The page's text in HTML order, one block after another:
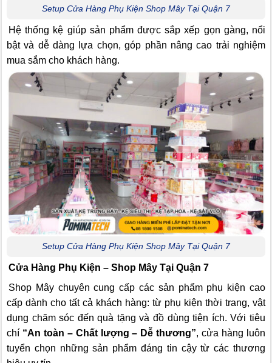
Setup Cửa Hàng Phụ Kiện Shop Mây Tại Quận 7
Hệ thống kệ giúp sản phẩm được sắp xếp gọn gàng, nổi
bật và dễ dàng lựa chọn, góp phần nâng cao trải nghiệm
mua sắm cho khách hàng.
Setup Cửa Hàng Phụ Kiện Shop Mây Tại Quận 7
Cửa Hàng Phụ Kiện – Shop Mây Tại Quận 7
Shop Mây chuyên cung cấp các sản phẩm phụ kiện cao
cấp dành cho tất cả khách hàng: từ phụ kiện thời trang, vật
dụng chăm sóc đến quà tặng và đồ dùng tiện ích. Với tiêu
chí “An toàn – Chất lượng – Dễ thương”, cửa hàng luôn
tuyển chọn những sản phẩm đáng tin cậy từ các thương